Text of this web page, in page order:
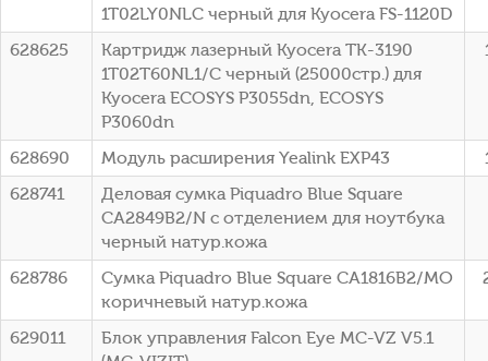
1T02LY0NLC черный для Kyocera FS-1120D
628625
Картридж лазерный Kyocera TK-3190
1T02T60NL1/C черный (25000стр.) для
Kyocera ECOSYS P3055dn, ECOSYS
P3060dn
628690 Модуль расширения Yealink EXP43
628741
Деловая сумка Piquadro Blue Square
CA2849B2/N с отделением для ноутбука
черный натур.кожа
628786
Сумка Piquadro Blue Square CA1816B2/MO
коричневый натур.кожа
629011
Блок управления Falcon Eye MC-VZ V5.1